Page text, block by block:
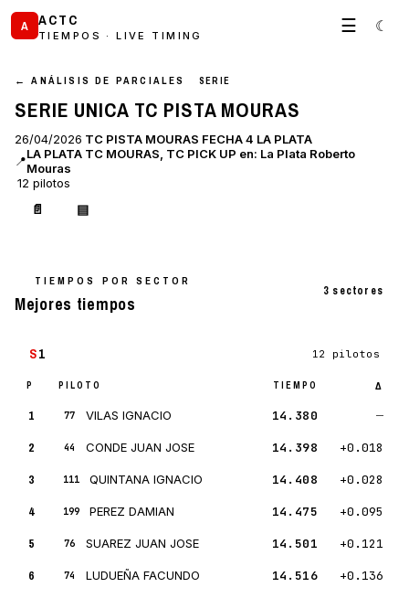
A ACTC
TIEMPOS · LIVE TIMING ☰ ☾
← ANÁLISIS DE PARCIALES SERIE
SERIE UNICA TC PISTA MOURAS
26/04/2026 TC PISTA MOURAS FECHA 4 LA PLATA
📍LA PLATA TC MOURAS, TC PICK UP en: La Plata Roberto
Mouras
12 pilotos
📄 ▤
TIEMPOS POR SECTOR
Mejores tiempos
3 sectores
S1 12 pilotos
P PILOTO TIEMPO Δ
1 77 VILAS IGNACIO 14.380 —
2 44 CONDE JUAN JOSE 14.398 +0.018
3 111 QUINTANA IGNACIO 14.408 +0.028
4 199 PEREZ DAMIAN 14.475 +0.095
5 76 SUAREZ JUAN JOSE 14.501 +0.121
6 74 LUDUEÑA FACUNDO 14.516 +0.136